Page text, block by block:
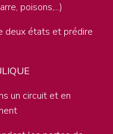
poisons,...)
deux états et prédire
un circuit et en